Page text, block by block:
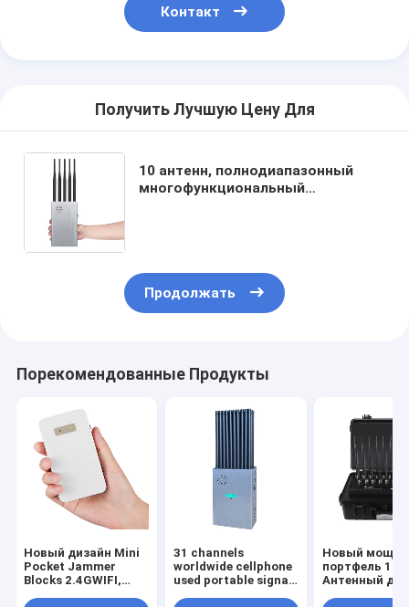
Контакт
Получить Лучшую Цену Для
10 антенн, полнодиапазонный
многофункциональный
Продолжать
Порекомендованные Продукты
Новый дизайн Mini
Pocket Jammer
Blocks 2.4GWIFI,
31 channels
worldwide cellphone
used portable signal
Новый
портфель 18
Антенный